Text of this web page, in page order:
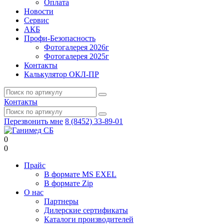
Оплата
Новости
Сервис
АКБ
Профи-Безопасность
Фотогалерея 2026г
Фотогалерея 2025г
Контакты
Калькулятор ОКЛ-ПР
Контакты
Перезвонить мне 8 (8452) 33-89-01
0
0
Прайс
В формате MS EXEL
В формате Zip
О нас
Партнеры
Дилерские сертификаты
Каталоги производителей